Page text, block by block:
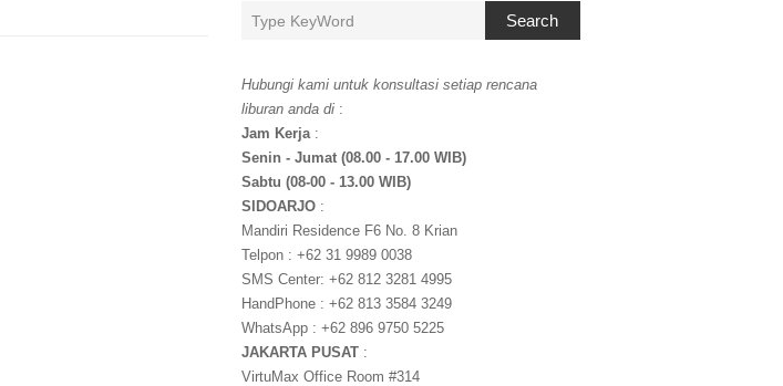
Search
Hubungi kami untuk konsultasi setiap rencana
liburan anda di :
Jam Kerja:
Senin - Jumat (08.00 - 17.00 WIB)
Sabtu (08-00 - 13.00 WIB)
SIDOARJO:
Mandiri Residence F6 No. 8 Krian
Telpon : +62 31 9989 0038
SMS Center: +62 812 3281 4995
HandPhone : +62 813 3584 3249
WhatsApp : +62 896 9750 5225
JAKARTA PUSAT :
VirtuMax Office Room #314